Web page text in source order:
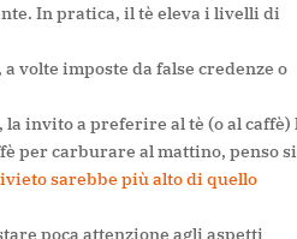
In pratica, il tè eleva i livelli di
volte imposte da false credenze o
invito a preferire al tè (o al caffè)
per carburare al mattino, penso
sarebbe più alto di quello
poca attenzione agli aspetti